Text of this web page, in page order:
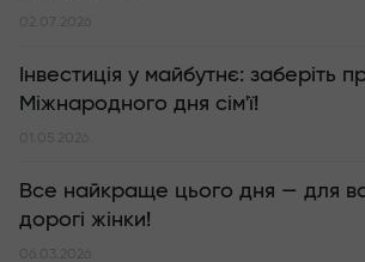
02.07.2026
Інвестиція у майбутнє: заберіть
Міжнародного дня сім'ї!
01.05.2026
Все найкраще цього дня — для
дорогі жінки!
06.03.2026